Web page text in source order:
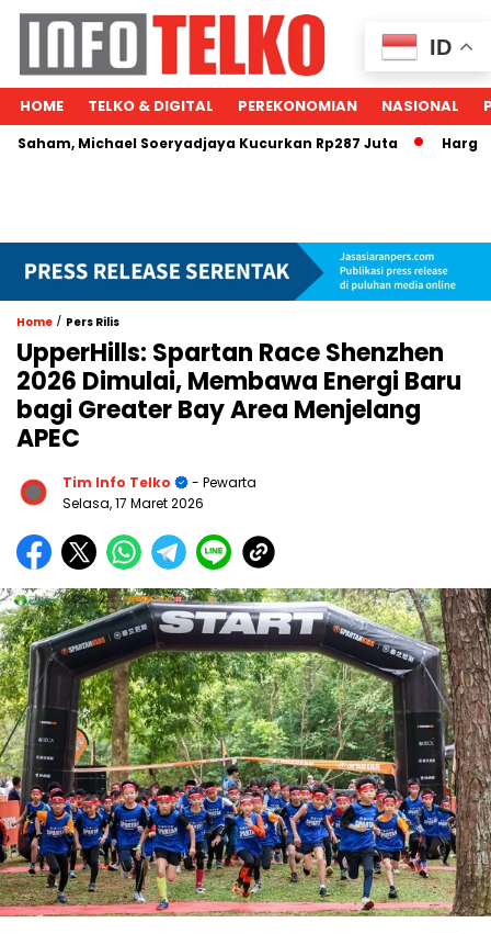
HOME TELKO & DIGITAL PEREKONOMIAN NASIONAL
Michael Soeryadjaya Kucurkan Rp287 Juta Harga
Home / Pers Rilis
UpperHills: Spartan Race Shenzhen
2026 Dimulai, Membawa Energi Baru
bagi Greater Bay Area Menjelang
APEC
Tim Info Telko
- Pewarta
Selasa, 17 Maret 2026
ID